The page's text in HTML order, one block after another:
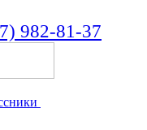
982-81-37